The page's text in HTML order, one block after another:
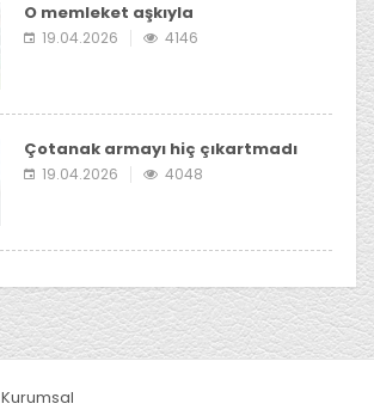
O memleket aşkıyla
19.04.2026 4146
Çotanak armayı hiç çıkartmadı
19.04.2026 4048
Kurumsal